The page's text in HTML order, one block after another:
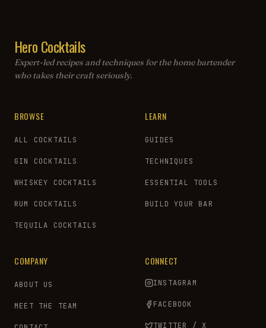
Hero Cocktails
Expert-led recipes and techniques for the home bartender
who takes their craft seriously.
BROWSE
ALL COCKTAILS
GIN COCKTAILS
WHISKEY COCKTAILS
RUM COCKTAILS
TEQUILA COCKTAILS
LEARN
GUIDES
TECHNIQUES
ESSENTIAL TOOLS
BUILD YOUR BAR
COMPANY
ABOUT US
MEET THE TEAM
CONNECT
INSTAGRAM
FACEBOOK
TWITTER / X